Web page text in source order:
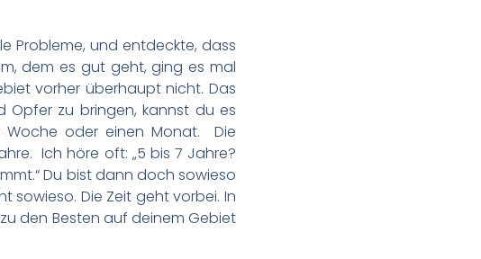
Probleme, und entdeckte, dass
dem es gut geht, ging es mal
vorher überhaupt nicht. Das
Opfer zu bringen, kannst du es
oder einen Monat. Die
Ich höre oft: „5 bis 7 Jahre?
Du bist dann doch sowieso
sowieso. Die Zeit geht vorbei. In
den Besten auf deinem Gebiet